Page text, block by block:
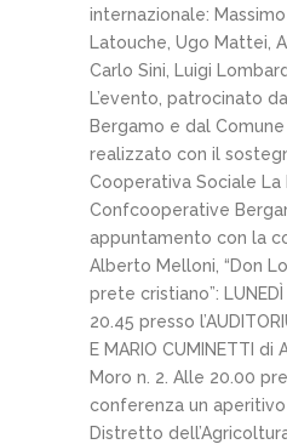
internazionale:
Latouche, Ugo Mattei,
Carlo Sini, Luigi
L’evento, patrocinato
Bergamo e dal
realizzato con il
Cooperativa Sociale La
Confcooperative
appuntamento con la
Alberto Melloni, “Don
prete cristiano”:
20.45 presso
E MARIO CUMINETTI di
Moro n. 2. Alle 20.00
conferenza un
Distretto